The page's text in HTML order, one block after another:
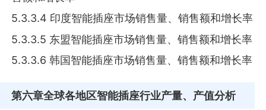
5.3.3.4 印度智能插座市场销售量、销售额和增长率
5.3.3.5 东盟智能插座市场销售量、销售额和增长率
5.3.3.6 韩国智能插座市场销售量、销售额和增长率
第六章全球各地区智能插座行业产量、产值分析